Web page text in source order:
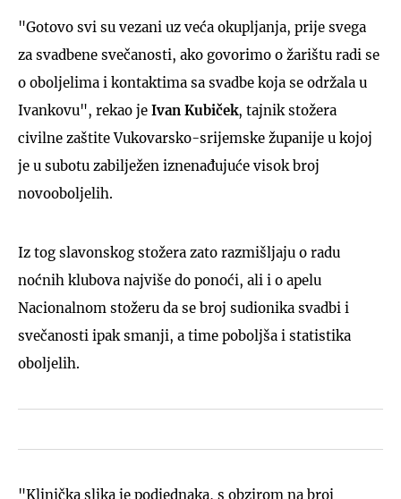
"Gotovo svi su vezani uz veća okupljanja, prije svega
za svadbene svečanosti, ako govorimo o žarištu radi se
o oboljelima i kontaktima sa svadbe koja se održala u
Ivankovu", rekao je Ivan Kubiček, tajnik stožera
civilne zaštite Vukovarsko-srijemske županije u kojoj
je u subotu zabilježen iznenađujuće visok broj
novooboljelih.
Iz tog slavonskog stožera zato razmišljaju o radu
noćnih klubova najviše do ponoći, ali i o apelu
Nacionalnom stožeru da se broj sudionika svadbi i
svečanosti ipak smanji, a time poboljša i statistika
oboljelih.
"Klinička slika je podjednaka, s obzirom na broj